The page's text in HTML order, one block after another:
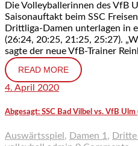
Die Volleyballerinnen des VfB
Saisonauftakt beim SSC
Drittliga-Damen unterlagen in
(26:24, 20:25, 21:25, 25:27).
sagte der neue VfB-Trainer
READ MORE
4. April 2020
Abgesagt: SSC Bad Vilbel vs. VfB Ulm
Auswärtsspiel , Damen 1, Dritte